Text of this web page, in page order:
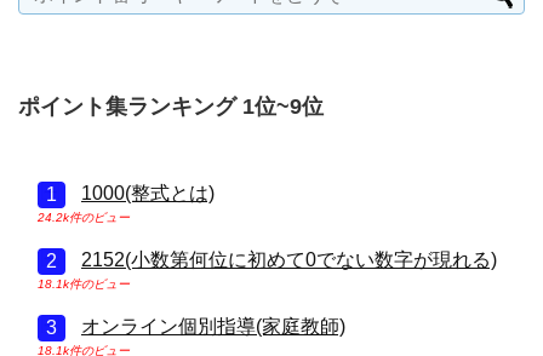
ポイント集ランキング 1位~9位
1000(整式とは)
24.2k件のビュー
2152(小数第何位に初めて0でない数字が現れる)
18.1k件のビュー
オンライン個別指導(家庭教師)
18.1k件のビュー